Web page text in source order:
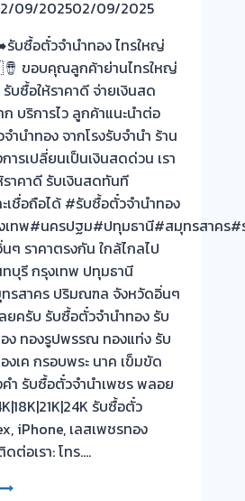
อง
ประเมิน
ว
ฟรี
จ่าย
เงิน
นที
ม่
ต้อง
อ
บ
น้า
าน
รับ
อ
ว
ำนำ
ทอง
บ
อ
ทอง
09/202502/09/2025
บซื้อตั๋วจำนำทอง ไทรใหญ่
ขอบคุณลูกค้าย่านไทรใหญ่
บซื้อให้ราคาดี จ่ายเงินสด
บริการไว ลูกค้าแนะนำต่อ
นำทอง จากโรงรับจำนำ ร้าน
ารเปลี่ยนเป็นเงินสดด่วน เรา
าคาดี รับเงินสดทันที
เชื่อถือได้ #รับซื้อตั๋วจำนำทอง
เทพ#นครปฐม#ปทุมธานี#สมุทรสาคร#
ๆ ราคาตรงกัน ใกล้ไกลไป
บุรี กรุงเทพ ปทุมธานี
รสาคร ปริมณฑล จังหวัดอิ่นๆ
ยครับ รับซื้อตั๋วจำนำทอง รับ
ง ทองรูปพรรณ ทองแท่ง รับ
งเค กรอบพระ นาค เข็มขัด
ำ รับซื้อตั๋วจำนำเพชร พลอย
รับซื้อตั๋ว
iPhone, เลสเพชรทอง
ต่อเรา: โทร….
รับ